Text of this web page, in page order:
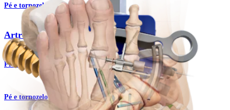
Pé e tornozelo
Artrodese da articulação de Lisfranc
Procedimento
Pé e tornozelo